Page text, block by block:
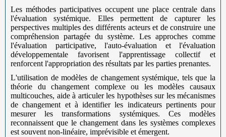
Les méthodes participatives occupent une place centrale dans
l'évaluation systémique. Elles permettent de capturer les
perspectives multiples des différents acteurs et de construire une
compréhension partagée du système. Les approches comme
l'évaluation participative, l'auto-évaluation et l'évaluation
développementale favorisent l'apprentissage collectif et
renforcent l'appropriation des résultats par les parties prenantes.
L'utilisation de modèles de changement systémique, tels que la
théorie du changement complexe ou les modèles causaux
multicouches, aide à articuler les hypothèses sur les mécanismes
de changement et à identifier les indicateurs pertinents pour
mesurer les transformations systémiques. Ces modèles
reconnaissent que le changement dans les systèmes complexes
est souvent non-linéaire, imprévisible et émergent.